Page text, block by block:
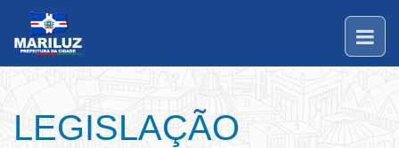
LEGISLAÇÃO